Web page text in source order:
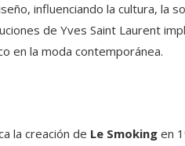
influenciando la cultura, la
de Yves Saint Laurent
en la moda contemporánea.
la creación de Le Smoking en